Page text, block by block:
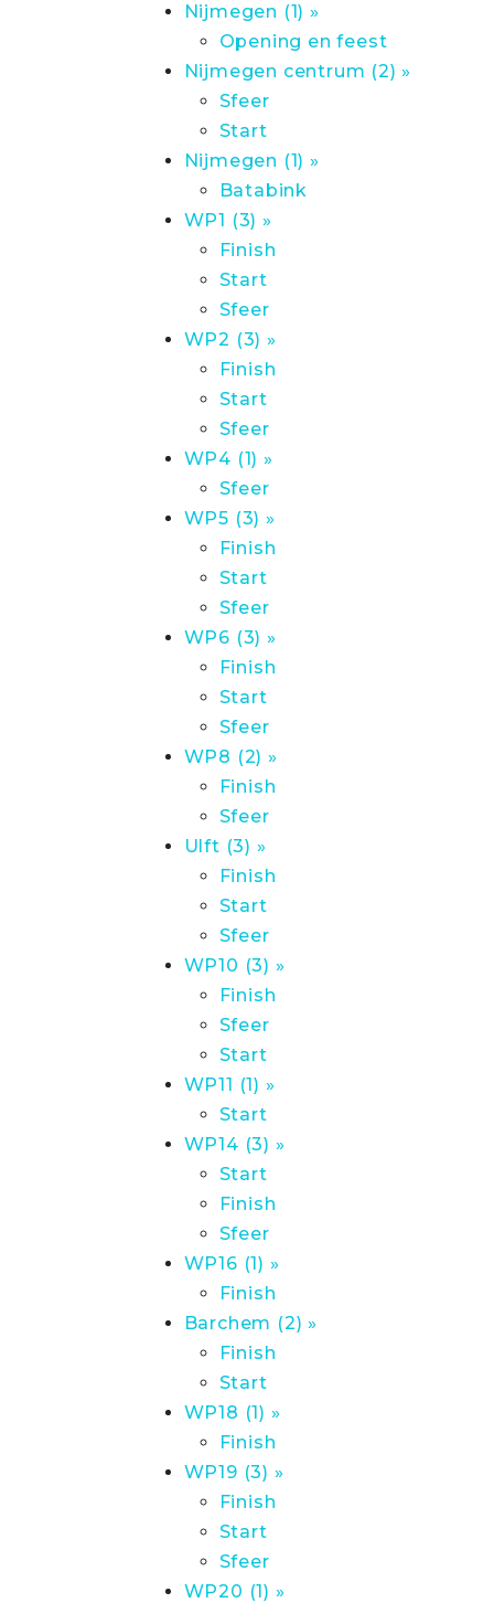
Nijmegen (1) »
Opening en feest
Nijmegen centrum (2) »
Sfeer
Start
Nijmegen (1) »
Batabink
WP1 (3) »
Finish
Start
Sfeer
WP2 (3) »
Finish
Start
Sfeer
WP4 (1) »
Sfeer
WP5 (3) »
Finish
Start
Sfeer
WP6 (3) »
Finish
Start
Sfeer
WP8 (2) »
Finish
Sfeer
Ulft (3) »
Finish
Start
Sfeer
WP10 (3) »
Finish
Sfeer
Start
WP11 (1) »
Start
WP14 (3) »
Start
Finish
Sfeer
WP16 (1) »
Finish
Barchem (2) »
Finish
Start
WP18 (1) »
Finish
WP19 (3) »
Finish
Start
Sfeer
WP20 (1) »